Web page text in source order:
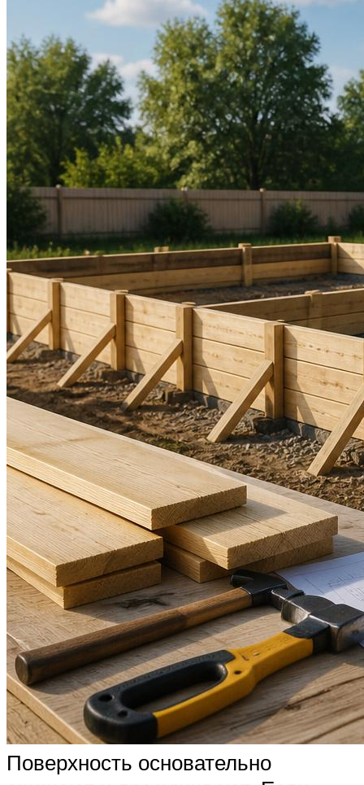
Поверхность основательно